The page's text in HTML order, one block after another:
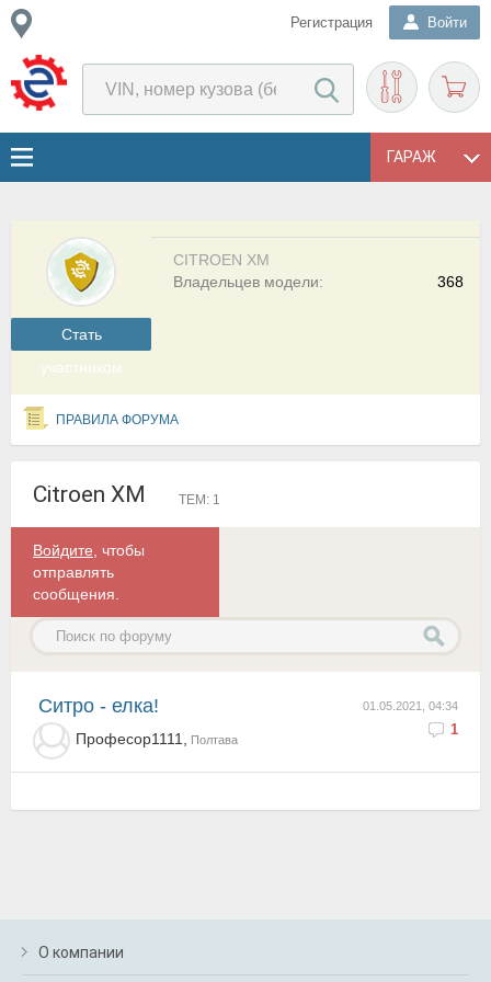
Регистрация Войти
ГАРАЖ
Cтать
участником
CITROEN XM
368
Владельцев модели:
ПРАВИЛА ФОРУМА
Citroen XM ТЕМ: 1
Войдите , чтобы
отправлять
сообщения.
01.05.2021, 04:34
1
Ситро - елка!
Професор1111, Полтава
О компании